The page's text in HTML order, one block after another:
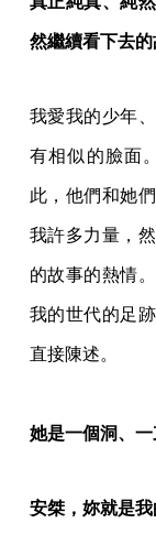
然繼續看下去的
我愛我的少年
有相似的臉面
此，他們和她
我許多力量，
的故事的熱情
我的世代的足
直接陳述。
她是一個洞、一
安桀，妳就是我